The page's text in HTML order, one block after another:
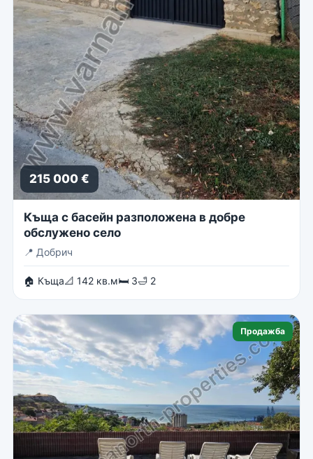
215 000 €
Къща с басейн разположена в добре
обслужено село
📍 Добрич
🏠 Къща📐 142 кв.м🛏 3🛁 2
Продажба